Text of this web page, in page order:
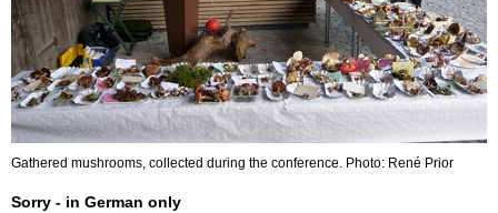
Gathered mushrooms, collected during the conference. Photo: René Prior
Sorry - in German only